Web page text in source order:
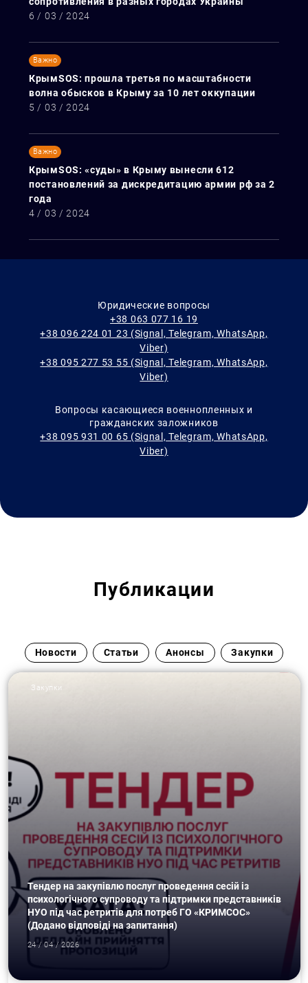
6 / 03 / 2024
Важно
КрымЅОЅ: прошла третья по масштабности
волна обысков в Крыму за 10 лет оккупации
5 / 03 / 2024
Важно
КрымЅОЅ: «суды» в Крыму вынесли 612
постановлений за дискредитацию армии рф за 2
года
4 / 03 / 2024
Юридические вопросы
+38 063 077 16 19
+38 096 224 01 23 (Signal, Telegram, WhatsApp,
Viber)
+38 095 277 53 55 (Signal, Telegram, WhatsApp,
Viber)
Вопросы касающиеся военнопленных и
гражданских заложников
+38 095 931 00 65 (Signal, Telegram, WhatsApp,
Viber)
Публикации
Новости Статьи Анонсы Закупки
Закупки
Тендер на закупівлю послуг проведення сесій із
психологічного супроводу та підтримки представників
НУО під час ретритів для потреб ГО «КРИМСОС»
(Додано відповіді на запитання)
24 / 04 / 2026